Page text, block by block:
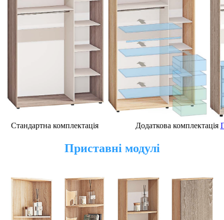
Стандартна комплектація Додаткова комплектація
Приставні модулі